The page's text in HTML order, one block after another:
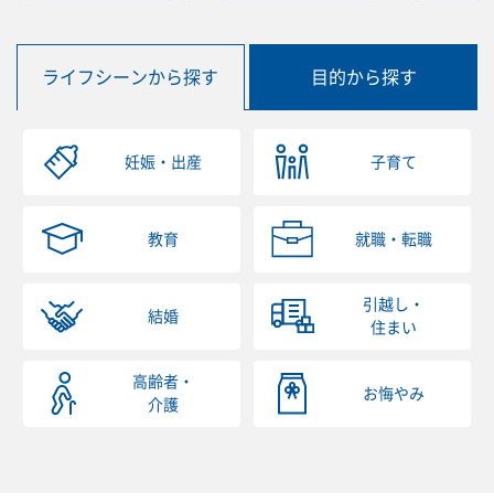
ライフシーンから探す 目的から探す
妊娠・出産 子育て
教育 就職・転職
結婚
引越し・
住まい
高齢者・
介護
お悔やみ